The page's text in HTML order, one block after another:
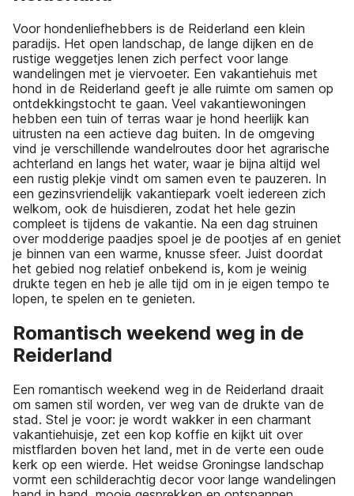
Voor hondenliefhebbers is de Reiderland een klein
paradijs. Het open landschap, de lange dijken en de
rustige weggetjes lenen zich perfect voor lange
wandelingen met je viervoeter. Een vakantiehuis met
hond in de Reiderland geeft je alle ruimte om samen op
ontdekkingstocht te gaan. Veel vakantiewoningen
hebben een tuin of terras waar je hond heerlijk kan
uitrusten na een actieve dag buiten. In de omgeving
vind je verschillende wandelroutes door het agrarische
achterland en langs het water, waar je bijna altijd wel
een rustig plekje vindt om samen even te pauzeren. In
een gezinsvriendelijk vakantiepark voelt iedereen zich
welkom, ook de huisdieren, zodat het hele gezin
compleet is tijdens de vakantie. Na een dag struinen
over modderige paadjes spoel je de pootjes af en geniet
je binnen van een warme, knusse sfeer. Juist doordat
het gebied nog relatief onbekend is, kom je weinig
drukte tegen en heb je alle tijd om in je eigen tempo te
lopen, te spelen en te genieten.
Romantisch weekend weg in de
Reiderland
Een romantisch weekend weg in de Reiderland draait
om samen stil worden, ver weg van de drukte van de
stad. Stel je voor: je wordt wakker in een charmant
vakantiehuisje, zet een kop koffie en kijkt uit over
mistflarden boven het land, met in de verte een oude
kerk op een wierde. Het weidse Groningse landschap
vormt een schilderachtig decor voor lange wandelingen